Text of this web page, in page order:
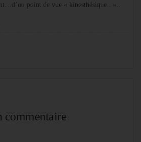
point de vue « kinesthésique.. »..
commentaire